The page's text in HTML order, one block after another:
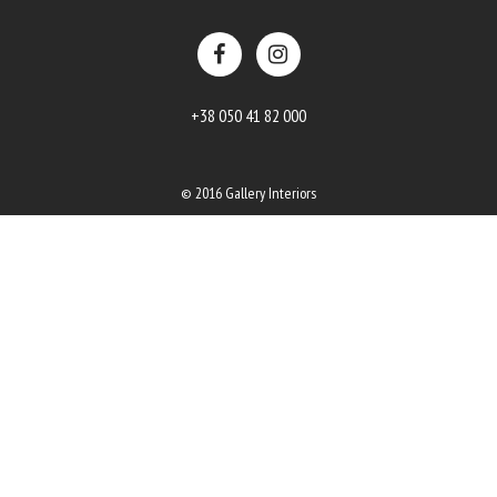
+38 050 41 82 000
© 2016 Gallery Interiors